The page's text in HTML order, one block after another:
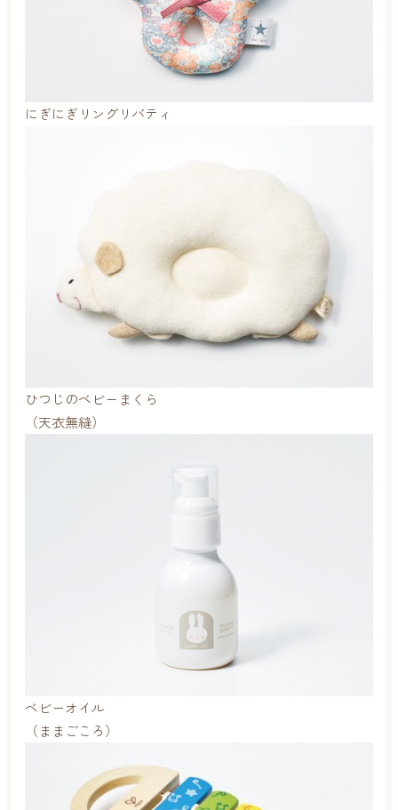
にぎにぎリングリバティ
ひつじのベビーまくら
（天衣無縫）
ベビーオイル
（ままごころ）